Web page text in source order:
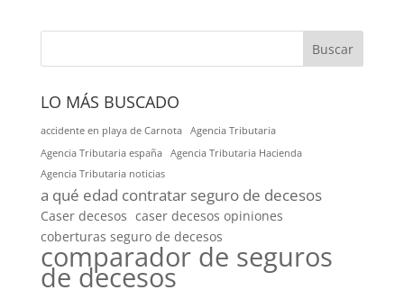
Buscar
LO MÁS BUSCADO
accidente en playa de Carnota
Agencia Tributaria
Agencia Tributaria españa
Agencia Tributaria Hacienda
Agencia Tributaria noticias
a qué edad contratar seguro de decesos
Caser decesos caser decesos opiniones
coberturas seguro de decesos
comparador de seguros
de decesos